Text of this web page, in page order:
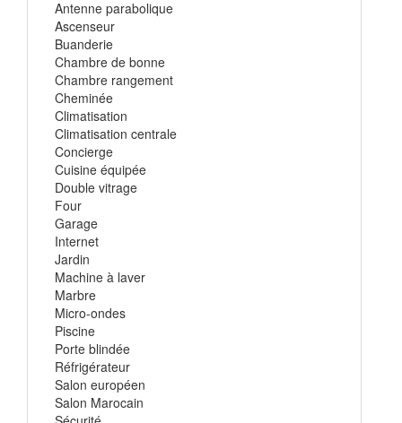
Antenne parabolique
Ascenseur
Buanderie
Chambre de bonne
Chambre rangement
Cheminée
Climatisation
Climatisation centrale
Concierge
Cuisine équipée
Double vitrage
Four
Garage
Internet
Jardin
Machine à laver
Marbre
Micro-ondes
Piscine
Porte blindée
Réfrigérateur
Salon européen
Salon Marocain